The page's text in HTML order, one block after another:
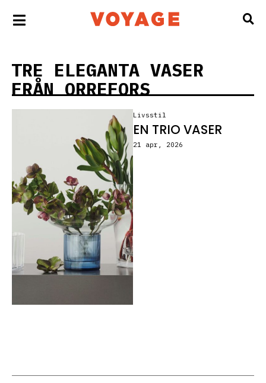
TRE ELEGANTA VASER
FRÅN ORREFORS
Livsstil
EN TRIO VASER
21 apr, 2026